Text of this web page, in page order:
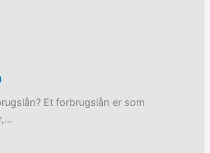
Et forbrugslån er som